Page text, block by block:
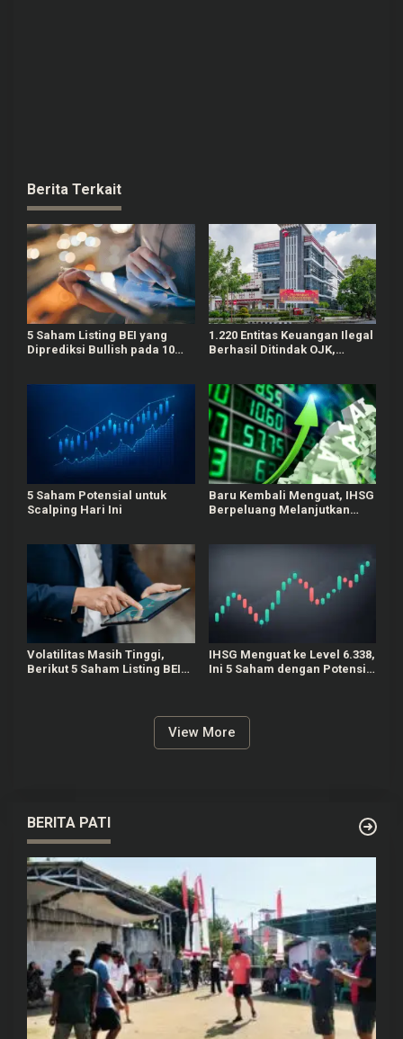
Berita Terkait
5 Saham Listing BEI yang
Diprediksi Bullish pada 10
1.220 Entitas Keuangan Ilegal
Berhasil Ditindak OJK,
5 Saham Potensial untuk
Scalping Hari Ini
Baru Kembali Menguat, IHSG
Berpeluang Melanjutkan
Volatilitas Masih Tinggi,
Berikut 5 Saham Listing BEI
IHSG Menguat ke Level 6.338,
Ini 5 Saham dengan Potensi
View More
BERITA PATI